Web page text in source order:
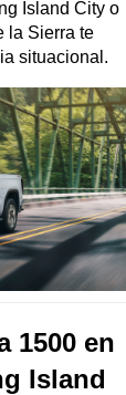
Island City o
la Sierra te
situacional.
1500 en
Island